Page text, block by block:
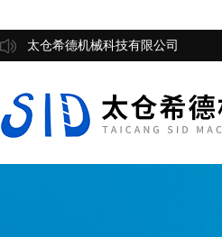
太仓希德机械科技有限公司